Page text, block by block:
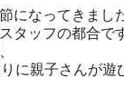
になってきまし
タッフの都合で
に親子さんが遊